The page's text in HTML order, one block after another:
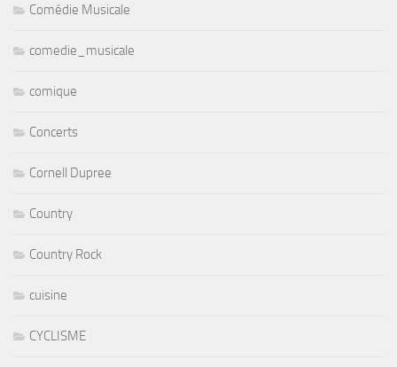
Comédie Musicale
comedie_musicale
comique
Concerts
Cornell Dupree
Country
Country Rock
cuisine
CYCLISME